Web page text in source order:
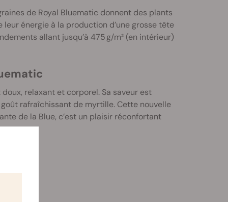
de Royal Bluematic donnent des plants
énergie à la production d’une grosse tête
allant jusqu’à 475 g/m² (en intérieur)
relaxant et corporel. Sa saveur est
rafraîchissant de myrtille. Cette nouvelle
de la Blue, c’est un plaisir réconfortant